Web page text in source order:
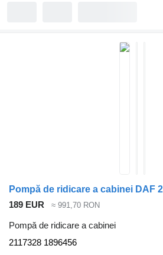
189 EUR ≈ 991,70 RON
Pompă de ridicare a cabinei
2117328 1896456